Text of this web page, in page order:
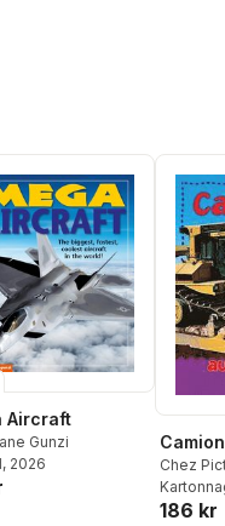
Aircraft
Gunzi
, 2026 Chez
Gunzi
186 kr